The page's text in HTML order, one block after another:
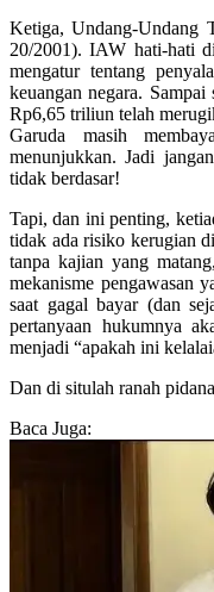
Ketiga, Undang-Undang
20/2001). IAW hati-hati
mengatur tentang
keuangan negara.
Rp6,65 triliun telah
Garuda masih
menunjukkan. Jadi
tidak berdasar!
Tapi, dan ini penting,
tidak ada risiko kerugian
tanpa kajian yang
mekanisme pengawasan
saat gagal bayar (dan
pertanyaan hukumnya
menjadi “apakah ini
Dan di situlah ranah
Baca Juga: